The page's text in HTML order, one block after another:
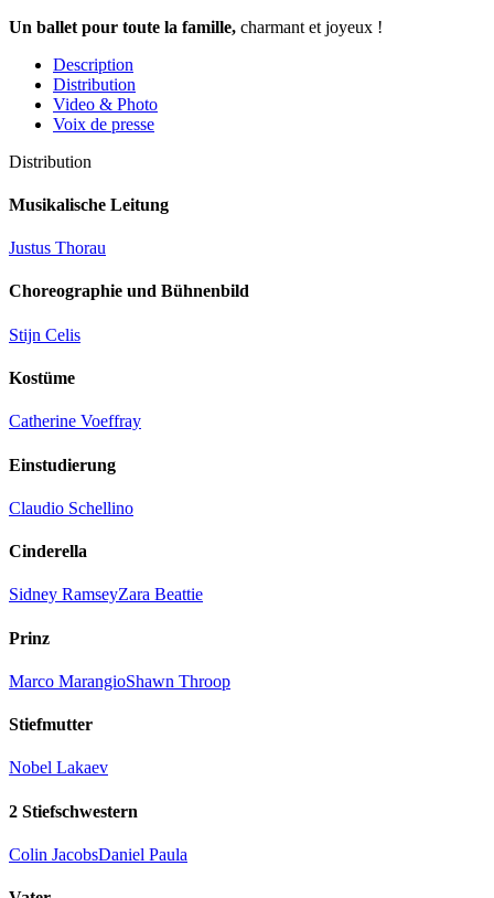
Un ballet pour toute la famille, charmant et joyeux !
Description
Distribution
Video & Photo
Voix de presse
Distribution
Musikalische Leitung
Justus Thorau
Choreographie und Bühnenbild
Stijn Celis
Kostüme
Catherine Voeffray
Einstudierung
Claudio Schellino
Cinderella
Sidney RamseyZara Beattie
Prinz
Marco MarangioShawn Throop
Stiefmutter
Nobel Lakaev
2 Stiefschwestern
Colin JacobsDaniel Paula